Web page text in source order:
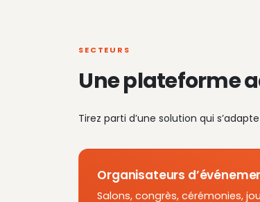
SECTEURS
Une plateforme
Tirez parti d’une solution qui
Organisateurs
Salons, congrès, cérémonies,